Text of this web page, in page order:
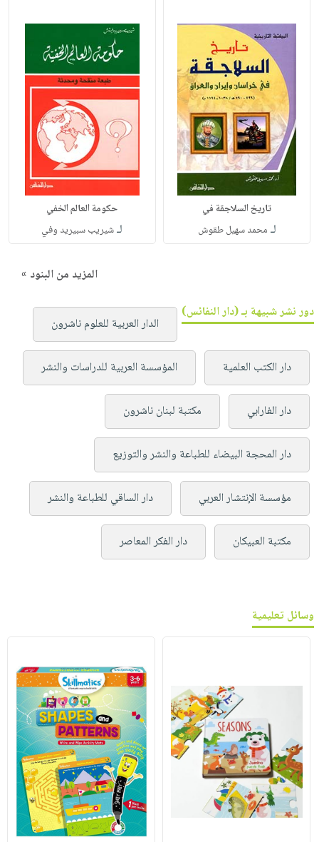
تاريخ السلاجقة في
لـ محمد سهيل طقوش
حكومة العالم الخفي
لـشيريب سبيريد وفي
المزيد من البنود »
دور نشر شبيهة بـ (دار النفائس)
الدار العربية للعلوم ناشرون
دار الكتب العلمية المؤسسة العربية للدراسات والنشر
دار الفارابي مكتبة لبنان ناشرون
دار المحجة البيضاء للطباعة والنشر والتوزيع
مؤسسة الإنتشار العربي دار الساقي للطباعة والنشر
مكتبة العبيكان دار الفكر المعاصر
وسائل تعليمية